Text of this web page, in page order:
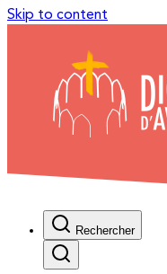
Skip to content
Rechercher